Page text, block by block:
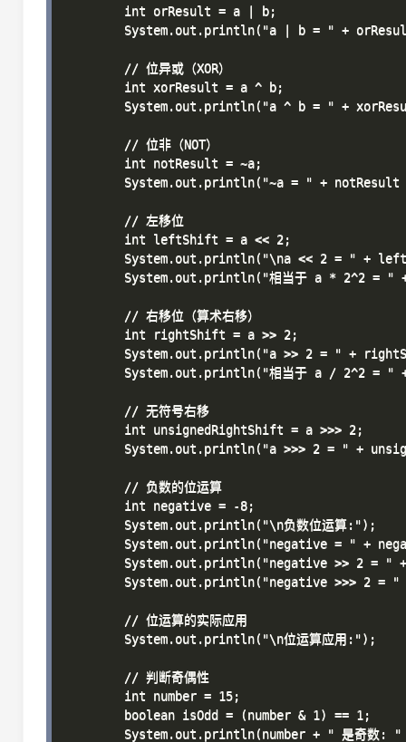
        int orResult = a | b;
System.out.println("a | b = " +
        // 位异或（XOR）
        int xorResult = a ^ b;
System.out.println("a ^ b = " +
        // 位非（NOT）
        int notResult = ~a;
System.out.println("~a = " +
        // 左移位
        int leftShift = a << 2;
System.out.println("\na << 2 = " +
System.out.println("相当于 a * 2^2 = "
        // 右移位（算术右移）
        int rightShift = a >> 2;
System.out.println("a >> 2 = " +
System.out.println("相当于 a / 2^2 = "
        // 无符号右移
        int unsignedRightShift = a >>> 2;
System.out.println("a >>> 2 = " +
        // 负数的位运算
        int negative = -8;
        System.out.println("\n负数位运算:");
System.out.println("negative = " +
System.out.println("negative >> 2 = "
System.out.println("negative >>> 2 =
        // 位运算的实际应用
        System.out.println("\n位运算应用:");
        // 判断奇偶性
        int number = 15;
        boolean isOdd = (number & 1) == 1;
System.out.println(number + " 是奇数: